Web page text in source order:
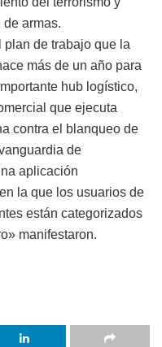
armas.
de trabajo que la
más de un año para
hub logístico,
que ejecuta
contra el blanqueo de
de
aplicación
la que los usuarios de
están categorizados
manifestaron.